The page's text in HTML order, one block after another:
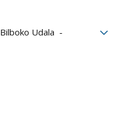
Bilboko Udala